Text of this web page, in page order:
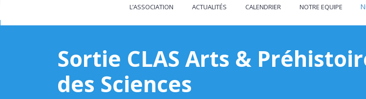
L’ASSOCIATION ACTUALITÉS CALENDRIER NOTRE EQUIPE
Sortie CLAS Arts &
des Sciences